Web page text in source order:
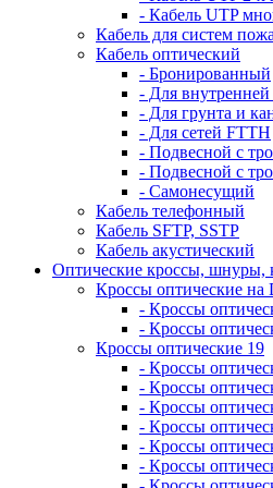
- Кабель UTP
Кабель для систем
Кабель оптический
- Бронированный
- Для
- Для грунта и
- Для сетей FTTH
- Подвесной с
- Подвесной с
- Самонесущий
Кабель телефонный
Кабель SFTP, SSTP
Кабель акустический
Оптические кроссы, шнуры,
Кроссы оптические на
- Кроссы
- Кроссы
Кроссы оптические 19
- Кроссы
- Кроссы
- Кроссы
- Кроссы
- Кроссы
- Кроссы